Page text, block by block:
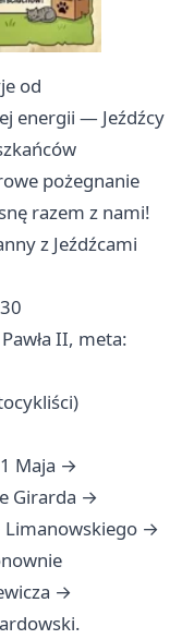
od
energii — Jeźdźcy
pożegnanie
razem z nami!
z Jeźdźcami
II, meta:
1 Maja →
Girarda →
Limanowskiego →
→